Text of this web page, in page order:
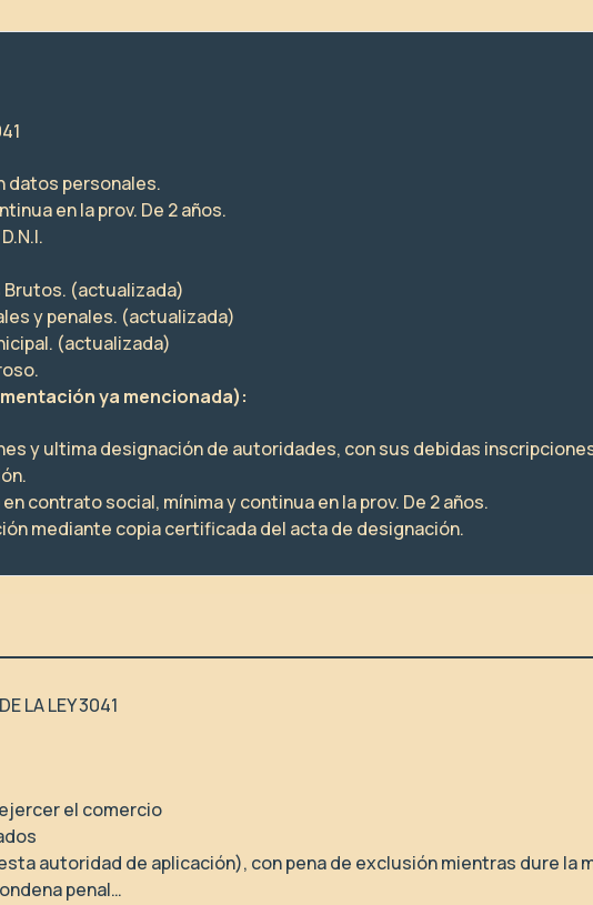
datos personales.
en la prov. De 2 años.
Brutos. (actualizada)
y penales. (actualizada)
(actualizada)
ya mencionada):
y ultima designación de autoridades, con sus debidas
contrato social, mínima y continua en la prov. De 2 años.
mediante copia certificada del acta de designación.
LA LEY 3041
el comercio
autoridad de aplicación), con pena de exclusión mientras dure la
penal…